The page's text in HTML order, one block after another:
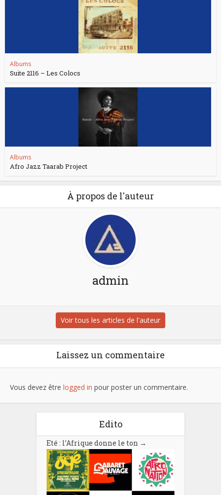
Albums
Suite 2116 – Les Colocs
Albums
Afro Jazz Taarab Project
À propos de l'auteur
admin
Voir tous les articles de l'auteur
Laissez un commentaire
Vous devez être logged in pour poster un commentaire.
Edito
Eté : l’Afrique donne le ton →